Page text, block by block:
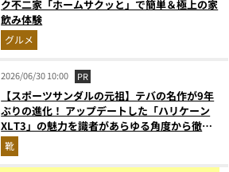
ク不二家「ホームサクッと」で簡単＆極上の家
飲み体験
グルメ
2026/06/30 10:00 PR
【スポーツサンダルの元祖】テバの名作が9年
ぶりの進化！ アップデートした「ハリケーン
XLT3」の魅力を識者があらゆる角度から徹底
解説！
靴